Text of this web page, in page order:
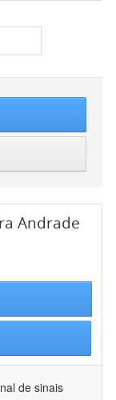
Andrade
de sinais